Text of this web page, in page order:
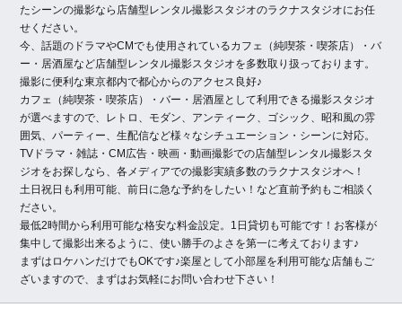
たシーンの撮影なら店舗型レンタル撮影スタジオのラクナスタジオにお任
せください。
今、話題のドラマやCMでも使用されているカフェ（純喫茶・喫茶店）・バ
ー・居酒屋など店舗型レンタル撮影スタジオを多数取り扱っております。
撮影に便利な東京都内で都心からのアクセス良好♪
カフェ（純喫茶・喫茶店）・バー・居酒屋として利用できる撮影スタジオ
が選べますので、レトロ、モダン、アンティーク、ゴシック、昭和風の雰
囲気、パーティー、生配信など様々なシチュエーション・シーンに対応。
TVドラマ・雑誌・CM広告・映画・動画撮影での店舗型レンタル撮影スタ
ジオをお探しなら、各メディアでの撮影実績多数のラクナスタジオへ！
土日祝日も利用可能、前日に急な予約をしたい！など直前予約もご相談く
ださい。
最低2時間から利用可能な格安な料金設定。1日貸切も可能です！お客様が
集中して撮影出来るように、使い勝手のよさを第一に考えております♪
まずはロケハンだけでもOKです♪楽屋として小部屋を利用可能な店舗もご
ざいますので、まずはお気軽にお問い合わせ下さい！